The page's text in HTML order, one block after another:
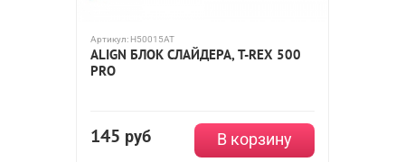
Артикул: H50015AT
ALIGN БЛОК СЛАЙДЕРА, T-REX 500
PRO
145 руб В корзину